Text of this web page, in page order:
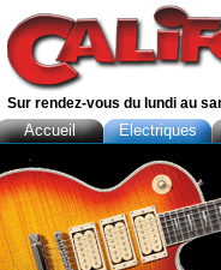
Sur rendez-vous du lundi au
Accueil Electriques